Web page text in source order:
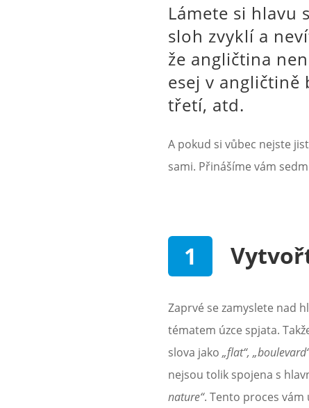
Lámete si hlavu
sloh zvyklí a
že angličtina
esej v angličtině
třetí, atd.
A pokud si vůbec nejste
sami. Přinášíme vám
Zaprvé se zamyslete nad
tématem úzce spjata.
slova jako „flat“,
nejsou tolik spojena s
nature“. Tento proces vám